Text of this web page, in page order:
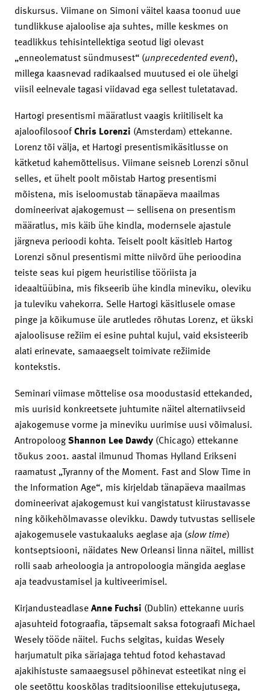
diskursus. Viimane on Simoni väitel kaasa toonud uue
tundlikkuse ajaloolise aja suhtes, mille keskmes on
teadlikkus tehisintellektiga seotud ligi olevast
„enneolematust sündmusest“ (unprecedentedevent),
millega kaasnevad radikaalsed muutused ei ole ühelgi
viisil eelnevale tagasi viidavad ega sellest tuletatavad.
Hartogi presentismi määratlust vaagis kriitiliselt ka
ajaloofilosoofChris Lorenzi (Amsterdam) ettekanne.
Lorenz tõi välja, et Hartogi presentismikäsitlusse on
kätketud kahemõttelisus. Viimane seisneb Lorenzi sõnul
selles, et ühelt poolt mõistab Hartog presentismi
mõistena, mis iseloomustab tänapäeva maailmas
domineerivat ajakogemust — sellisena on presentism
määratlus, mis käib ühe kindla, modernsele ajastule
järgneva perioodi kohta. Teiselt poolt käsitleb Hartog
Lorenzi sõnul presentismi mitte niivõrd ühe perioodina
teiste seas kui pigem heuristilise tööriista ja
ideaaltüübina, mis fikseerib ühe kindla mineviku, oleviku
ja tuleviku vahekorra. Selle Hartogi käsitlusele omase
pinge ja kõikumuse üle arutledes rõhutas Lorenz, et ükski
ajaloolisuse režiim ei esine puhtal kujul, vaid eksisteerib
alati erinevate, samaaegselt toimivate režiimide
kontekstis.
Seminari viimase mõttelise osa moodustasid ettekanded,
mis uurisid konkreetsete juhtumite näitel alternatiivseid
ajakogemuse vorme ja mineviku uurimise uusi võimalusi.
AntropoloogShannon Lee Dawdy (Chicago) ettekanne
tõukus 2001. aastal ilmunud Thomas Hylland Erikseni
raamatust „Tyranny of the Moment. Fast and Slow Time in
the Information Age“, mis kirjeldab tänapäeva maailmas
domineerivat ajakogemust kui vangistatust kiirustavasse
ning kõikehõlmavasse olevikku. Dawdy tutvustas sellisele
ajakogemusele vastukaaluks aeglase aja (slowtime)
kontseptsiooni, näidates New Orleansi linna näitel, millist
rolli saab arheoloogia ja antropoloogia mängida aeglase
aja teadvustamisel ja kultiveerimisel.
KirjandusteadlaseAnne Fuchsi (Dublin) ettekanne uuris
ajasuhteid fotograafia, täpsemalt saksa fotograafi Michael
Wesely tööde näitel. Fuchs selgitas, kuidas Wesely
harjumatult pika säriajaga tehtud fotod kehastavad
ajakihistuste samaaegsusel põhinevat esteetikat ning ei
ole seetõttu kooskõlas traditsioonilise ettekujutusega,